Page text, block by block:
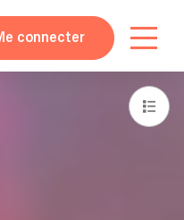
connecter